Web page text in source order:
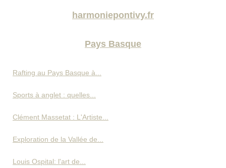
harmoniepontivy.fr
Pays Basque
Rafting au Pays Basque à...
Sports à anglet : quelles...
Clément Massetat : L'Artiste...
Exploration de la Vallée de...
Louis Ospital: l'art de...